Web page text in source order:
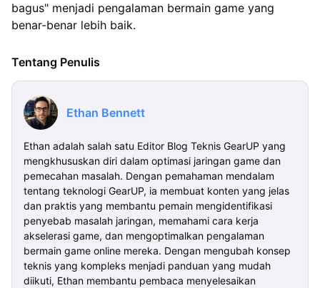
bagus" menjadi pengalaman bermain game yang
benar-benar lebih baik.
Tentang Penulis
Ethan Bennett
Ethan adalah salah satu Editor Blog Teknis GearUP yang
mengkhususkan diri dalam optimasi jaringan game dan
pemecahan masalah. Dengan pemahaman mendalam
tentang teknologi GearUP, ia membuat konten yang jelas
dan praktis yang membantu pemain mengidentifikasi
penyebab masalah jaringan, memahami cara kerja
akselerasi game, dan mengoptimalkan pengalaman
bermain game online mereka. Dengan mengubah konsep
teknis yang kompleks menjadi panduan yang mudah
diikuti, Ethan membantu pembaca menyelesaikan